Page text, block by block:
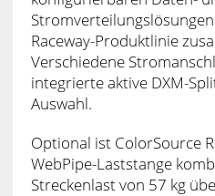
Raceway-Produktlinie
Verschiedene
integrierte aktive DXM-
Auswahl.
Optional ist ColorSource
WebPipe-Laststange
Streckenlast von 57 kg